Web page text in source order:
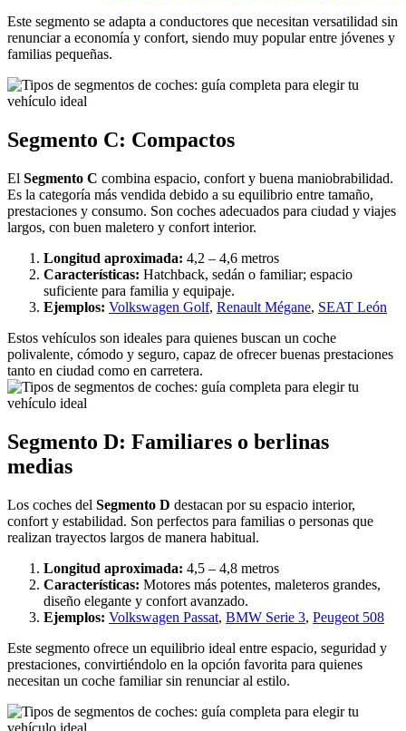
Este segmento se adapta a conductores que necesitan versatilidad sin
renunciar a economía y confort, siendo muy popular entre jóvenes y
familias pequeñas.
Segmento C: Compactos
El Segmento C combina espacio, confort y buena maniobrabilidad.
Es la categoría más vendida debido a su equilibrio entre tamaño,
prestaciones y consumo. Son coches adecuados para ciudad y viajes
largos, con buen maletero y confort interior.
Longitud aproximada: 4,2 – 4,6 metros
Características: Hatchback, sedán o familiar; espacio
suficiente para familia y equipaje.
Ejemplos: Volkswagen Golf, Renault Mégane, SEAT León
Estos vehículos son ideales para quienes buscan un coche
polivalente, cómodo y seguro, capaz de ofrecer buenas prestaciones
tanto en ciudad como en carretera.
Segmento D: Familiares o berlinas
medias
Los coches del Segmento D destacan por su espacio interior,
confort y estabilidad. Son perfectos para familias o personas que
realizan trayectos largos de manera habitual.
Longitud aproximada: 4,5 – 4,8 metros
Características: Motores más potentes, maleteros grandes,
diseño elegante y confort avanzado.
Ejemplos: Volkswagen Passat, BMW Serie 3, Peugeot 508
Este segmento ofrece un equilibrio ideal entre espacio, seguridad y
prestaciones, convirtiéndolo en la opción favorita para quienes
necesitan un coche familiar sin renunciar al estilo.